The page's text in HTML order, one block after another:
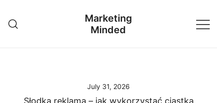
content
Marketing
Minded
July 31, 2026
Słodka reklama – jak wykorzystać ciastka